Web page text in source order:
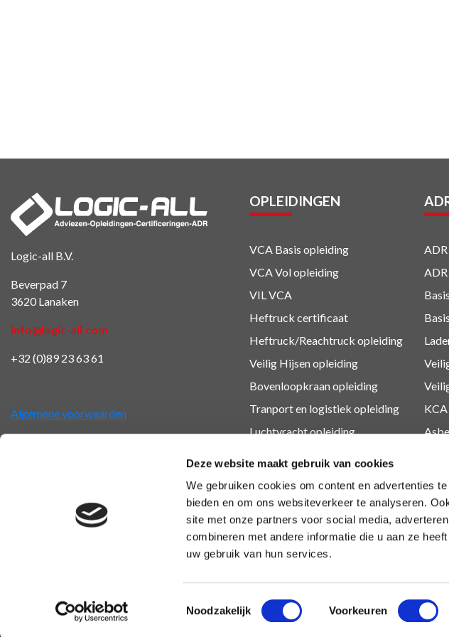
Deze website maakt gebruik van cookies
We gebruiken cookies om content en advertenties
bieden en om ons websiteverkeer te analyseren.
site met onze partners voor social media,
combineren met andere informatie die u aan ze
uw gebruik van hun services.
Toestemmingsselectie
Noodzakelijk Voorkeuren
Logic-all B.V.
Beverpad 7
3620 Lanaken
info@logic-all.com
+32 (0)89 23 63 61
Algemene voorwaarden
OPLEIDINGEN
VCA Basis opleiding
VCA Vol opleiding
VIL VCA
Heftruck certificaat
Heftruck/Reachtruck opleiding
Veilig Hijsen opleiding
Bovenloopkraan opleiding
Tranport en logistiek opleiding
Luchtvrachtopleiding
Overige opleidingen
KCA
Copyright 2026